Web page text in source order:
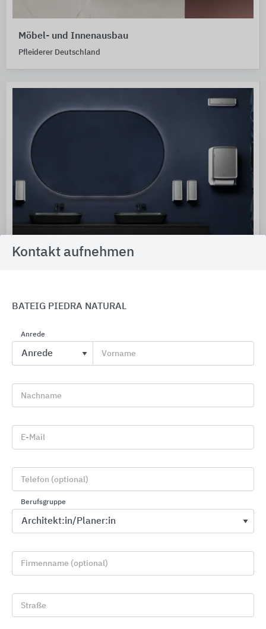
Möbel- und Innenausbau
Pfleiderer Deutschland
CWS PureLine Waschraumausstattungen
CWS Hygiene Deutschland
Kontakt aufnehmen
BATEIG PIEDRA NATURAL
Anrede
Vorname
Nachname
E-Mail
Telefon (optional)
Berufsgruppe
Firmenname (optional)
Straße